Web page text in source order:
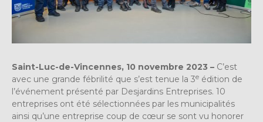
Saint-Luc-de-Vincennes, 10 novembre 2023 – C’est
avec une grande fébrilité que s’est tenue la 3e édition de
l’événement présenté par Desjardins Entreprises. 10
entreprises ont été sélectionnées par les municipalités
ainsi qu’une entreprise coup de cœur se sont vu honorer